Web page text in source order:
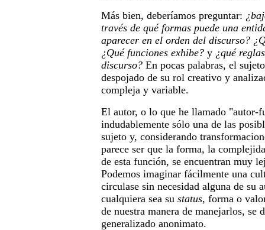
Más bien, deberíamos preguntar:
través de qué formas puede una
aparecer en el orden del discurso?
¿Qué funciones exhibe? y ¿qué
discurso? En pocas palabras, el
despojado de su rol creativo y
compleja y variable.
El autor, o lo que he llamado "autor-
indudablemente sólo una de las
sujeto y, considerando
parece ser que la forma, la
de esta función, se encuentran muy
Podemos imaginar fácilmente una
circulase sin necesidad alguna de su
cualquiera sea su status, forma o
de nuestra manera de manejarlos, se
generalizado anonimato.